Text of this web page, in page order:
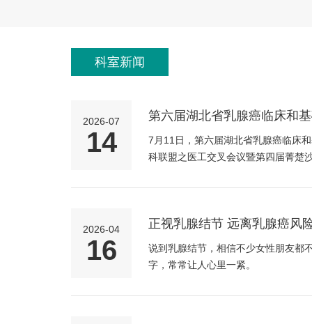
科室新闻
2026-07
14
第六届湖北省乳腺癌临床和
开
7月11日，第六届湖北省乳腺癌临床
科联盟之医工交叉会议暨第四届菁楚
2026-04
16
正视乳腺结节 远离乳腺癌风
说到乳腺结节，相信不少女性朋友都
字，常常让人心里一紧。